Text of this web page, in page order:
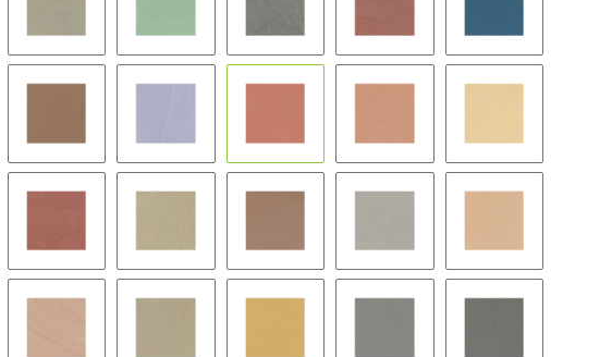
BC08 BC09 BC10 BC11 BC12
BC14 BC15 BC16 BC17 BC18
BC20 BC21 BC22 BC23 BC24